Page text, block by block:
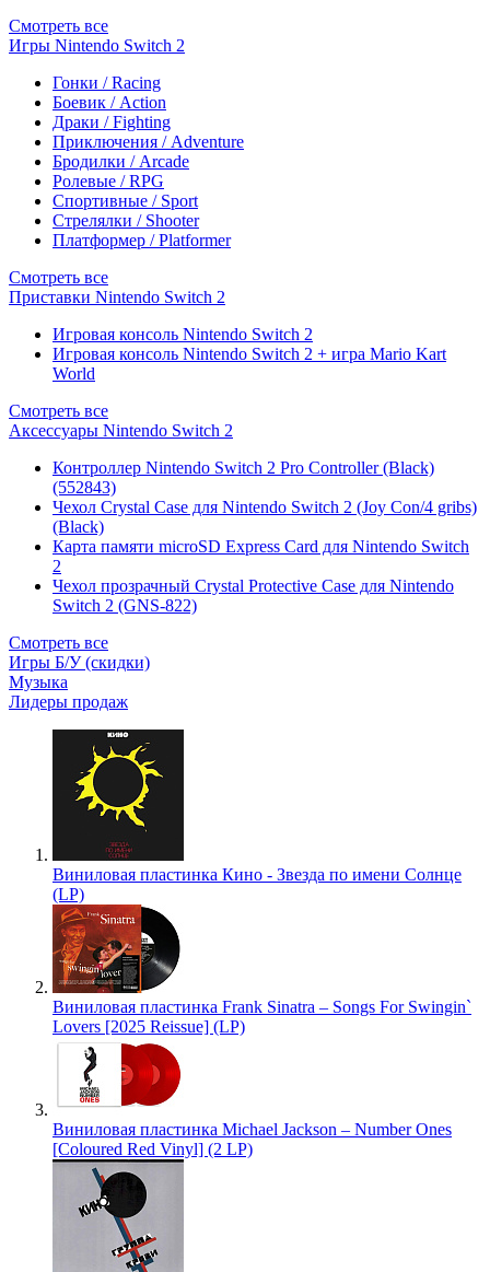
Смотреть все
Игры Nintendo Switch 2
Гонки / Racing
Боевик / Action
Драки / Fighting
Приключения / Adventure
Бродилки / Arcade
Ролевые / RPG
Спортивные / Sport
Стрелялки / Shooter
Платформер / Platformer
Смотреть все
Приставки Nintendo Switch 2
Игровая консоль Nintendo Switch 2
Игровая консоль Nintendo Switch 2 + игра Mario Kart
World
Смотреть все
Аксессуары Nintendo Switch 2
Контроллер Nintendo Switch 2 Pro Controller (Black)
(552843)
Чехол Сrystal Сase для Nintendo Switch 2 (Joy Con/4 gribs)
(Black)
Карта памяти microSD Express Card для Nintendo Switch
2
Чехол прозрачный Crystal Protective Case для Nintendo
Switch 2 (GNS-822)
Смотреть все
Игры Б/У (скидки)
Музыка
Лидеры продаж
Виниловая пластинка Кино - Звезда по имени Солнце
(LP)
Виниловая пластинка Frank Sinatra – Songs For Swingin`
Lovers [2025 Reissue] (LP)
Виниловая пластинка Michael Jackson – Number Ones
[Coloured Red Vinyl] (2 LP)